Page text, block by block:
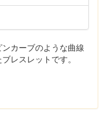
カーブのような曲線
レスレットです。